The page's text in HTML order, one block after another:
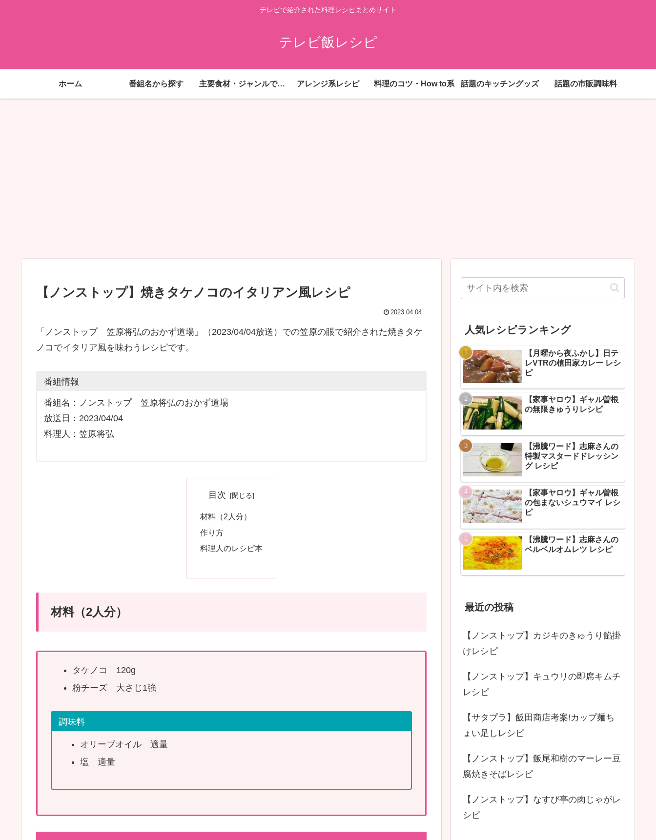
テレビで紹介された料理レシピまとめサイト
テレビ飯レシピ
ホーム 番組名から探す 主要食材・ジャンルで探す アレンジ系レシピ 料理のコツ・How to系 話題のキッチングッズ 話題の市販調味料
【ノンストップ】焼きタケノコのイタリアン風レシピ
2023.04.04
「ノンストップ 笠原将弘のおかず道場」（2023/04/04放送）での笠原の眼で紹介された焼きタケ
ノコでイタリア風を味わうレシピです。
番組情報
番組名：ノンストップ 笠原将弘のおかず道場
放送日：2023/04/04
料理人：笠原将弘
目次
材料（2人分）
作り方
料理人のレシピ本
材料（2人分）
タケノコ 120g
粉チーズ 大さじ1強
調味料
オリーブオイル 適量
塩 適量
人気レシピランキング
【月曜から夜ふかし】日テ
レVTRの植田家カレー レシ
ピ
【家事ヤロウ】ギャル曽根
の無限きゅうりレシピ
【沸騰ワード】志麻さんの
特製マスタードドレッシン
グ レシピ
【家事ヤロウ】ギャル曽根
の包まないシュウマイ レシ
ピ
【沸騰ワード】志麻さんの
ベルベルオムレツ レシピ
最近の投稿
【ノンストップ】カジキのきゅうり餡掛
けレシピ
【ノンストップ】キュウリの即席キムチ
レシピ
【サタプラ】飯田商店考案!カップ麺ち
ょい足しレシピ
【ノンストップ】飯尾和樹のマーレー豆
腐焼きそばレシピ
【ノンストップ】なすび亭の肉じゃがレ
シピ